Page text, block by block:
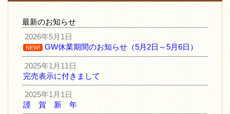
最新のお知らせ
2026年5月1日
NEW! GW休業期間のお知らせ（5月2日～5月6日）
2025年1月11日
完売表示に付きまして
2025年1月1日
謹 賀 新 年